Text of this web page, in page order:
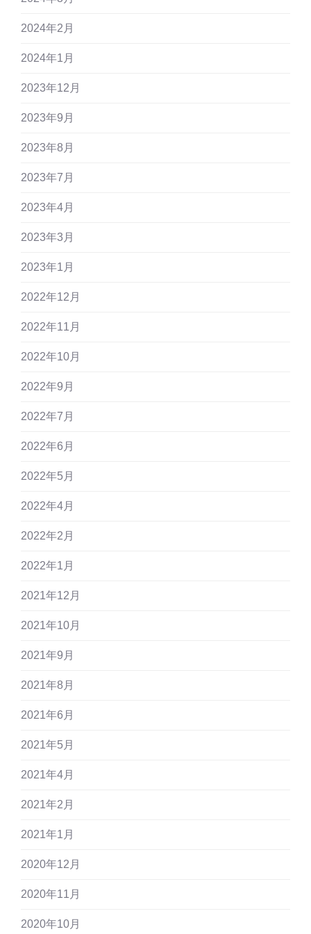
2024年2月
2024年1月
2023年12月
2023年9月
2023年8月
2023年7月
2023年4月
2023年3月
2023年1月
2022年12月
2022年11月
2022年10月
2022年9月
2022年7月
2022年6月
2022年5月
2022年4月
2022年2月
2022年1月
2021年12月
2021年10月
2021年9月
2021年8月
2021年6月
2021年5月
2021年4月
2021年2月
2021年1月
2020年12月
2020年11月
2020年10月